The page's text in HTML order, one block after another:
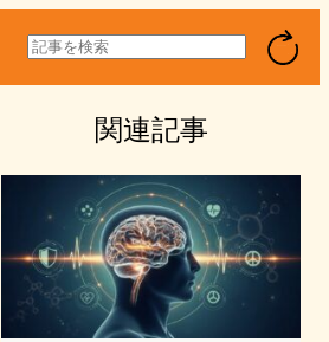
検
索
関連記事